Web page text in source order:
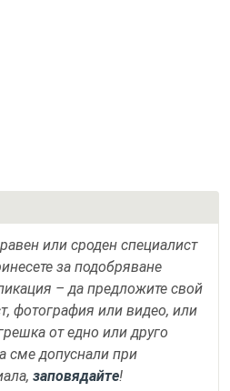
или сроден специалист
за подобряване
– да предложите свой
фотография или видео, или
от едно или друго
сме допуснали при
заповядайте!